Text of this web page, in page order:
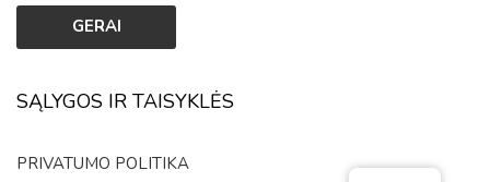
SĄLYGOS IR TAISYKLĖS
PRIVATUMO POLITIKA